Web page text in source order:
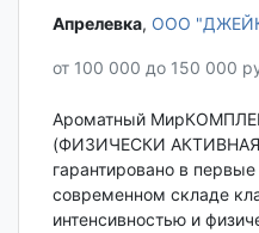
Апрелевка‎, ООО
от 100 000 до 150 000
Ароматный
(ФИЗИЧЕСКИ
гарантировано в
современном складе
интенсивностью и